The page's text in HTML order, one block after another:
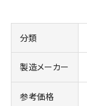
分類
製造メーカー
参考価格